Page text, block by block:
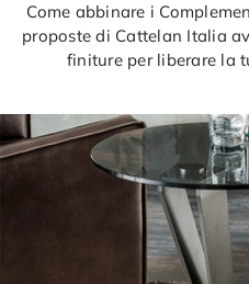
Come abbinare i
proposte di Cattelan Italia
finiture per liberare la